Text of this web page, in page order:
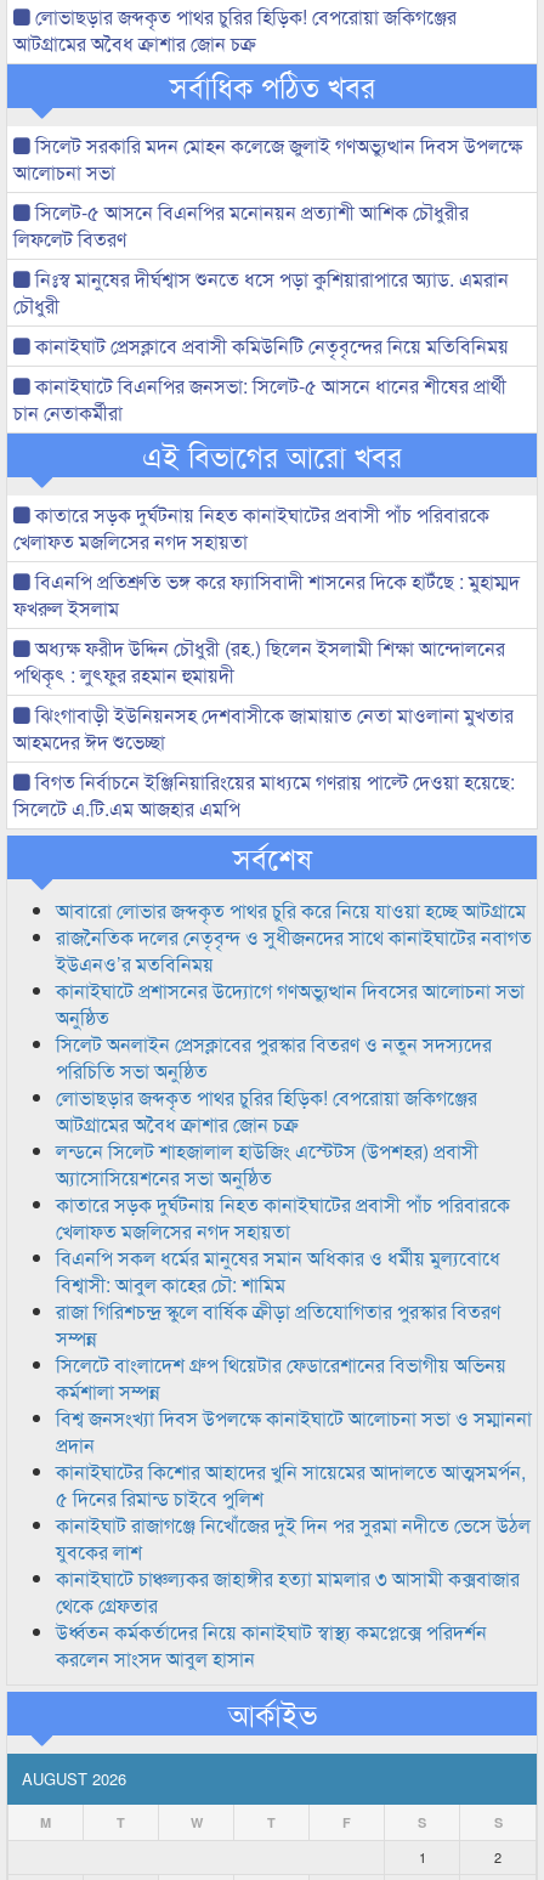
লোভাছড়ার জব্দকৃত পাথর চুরির হিড়িক! বেপরোয়া জকিগঞ্জের
আটগ্রামের অবৈধ ক্রাশার জোন চক্র
সর্বাধিক পঠিত খবর
সিলেট সরকারি মদন মোহন কলেজে জুলাই গণঅভ্যুত্থান দিবস উপলক্ষে
আলোচনা সভা
সিলেট-৫ আসনে বিএনপির মনোনয়ন প্রত্যাশী আশিক চৌধুরীর
লিফলেট বিতরণ
নিঃস্ব মানুষের দীর্ঘশ্বাস শুনতে ধসে পড়া কুশিয়ারাপারে অ্যাড. এমরান
চৌধুরী
কানাইঘাট প্রেসক্লাবে প্রবাসী কমিউনিটি নেতৃবৃন্দের নিয়ে মতিবিনিময়
কানাইঘাটে বিএনপির জনসভা: সিলেট-৫ আসনে ধানের শীষের প্রার্থী
চান নেতাকর্মীরা
এই বিভাগের আরো খবর
কাতারে সড়ক দুর্ঘটনায় নিহত কানাইঘাটের প্রবাসী পাঁচ পরিবারকে
খেলাফত মজলিসের নগদ সহায়তা
বিএনপি প্রতিশ্রুতি ভঙ্গ করে ফ্যাসিবাদী শাসনের দিকে হাটঁছে : মুহাম্মদ
ফখরুল ইসলাম
অধ্যক্ষ ফরীদ উদ্দিন চৌধুরী (রহ.) ছিলেন ইসলামী শিক্ষা আন্দোলনের
পথিকৃৎ : লুৎফুর রহমান হুমায়দী
ঝিংগাবাড়ী ইউনিয়নসহ দেশবাসীকে জামায়াত নেতা মাওলানা মুখতার
আহমদের ঈদ শুভেচ্ছা
বিগত নির্বাচনে ইঞ্জিনিয়ারিংয়ের মাধ্যমে গণরায় পাল্টে দেওয়া হয়েছে:
সিলেটে এ.টি.এম আজহার এমপি
সর্বশেষ
আবারো লোভার জব্দকৃত পাথর চুরি করে নিয়ে যাওয়া হচ্ছে আটগ্রামে
রাজনৈতিক দলের নেতৃবৃন্দ ও সুধীজনদের সাথে কানাইঘাটের নবাগত
ইউএনও’র মতবিনিময়
কানাইঘাটে প্রশাসনের উদ্যোগে গণঅভ্যুত্থান দিবসের আলোচনা সভা
অনুষ্ঠিত
সিলেট অনলাইন প্রেসক্লাবের পুরস্কার বিতরণ ও নতুন সদস্যদের
পরিচিতি সভা অনুষ্ঠিত
লোভাছড়ার জব্দকৃত পাথর চুরির হিড়িক! বেপরোয়া জকিগঞ্জের
আটগ্রামের অবৈধ ক্রাশার জোন চক্র
লন্ডনে সিলেট শাহজালাল হাউজিং এস্টেটস (উপশহর) প্রবাসী
অ্যাসোসিয়েশনের সভা অনুষ্ঠিত
কাতারে সড়ক দুর্ঘটনায় নিহত কানাইঘাটের প্রবাসী পাঁচ পরিবারকে
খেলাফত মজলিসের নগদ সহায়তা
বিএনপি সকল ধর্মের মানুষের সমান অধিকার ও ধর্মীয় মুল্যবোধে
বিশ্বাসী: আবুল কাহের চৌ: শামিম
রাজা গিরিশচন্দ্র স্কুলে বার্ষিক ক্রীড়া প্রতিযোগিতার পুরস্কার বিতরণ
সম্পন্ন
সিলেটে বাংলাদেশ গ্রুপ থিয়েটার ফেডারেশানের বিভাগীয় অভিনয়
কর্মশালা সম্পন্ন
বিশ্ব জনসংখ্যা দিবস উপলক্ষে কানাইঘাটে আলোচনা সভা ও সম্মাননা
প্রদান
কানাইঘাটের কিশোর আহাদের খুনি সায়েমের আদালতে আত্মসমর্পন,
৫ দিনের রিমান্ড চাইবে পুলিশ
কানাইঘাট রাজাগঞ্জে নিখোঁজের দুই দিন পর সুরমা নদীতে ভেসে উঠল
যুবকের লাশ
কানাইঘাটে চাঞ্চল্যকর জাহাঙ্গীর হত্যা মামলার ৩ আসামী কক্সবাজার
থেকে গ্রেফতার
উর্ধ্বতন কর্মকর্তাদের নিয়ে কানাইঘাট স্বাস্থ্য কমপ্লেক্সে পরিদর্শন
করলেন সাংসদ আবুল হাসান
আর্কাইভ
AUGUST 2026
M T W T F S S
1 2